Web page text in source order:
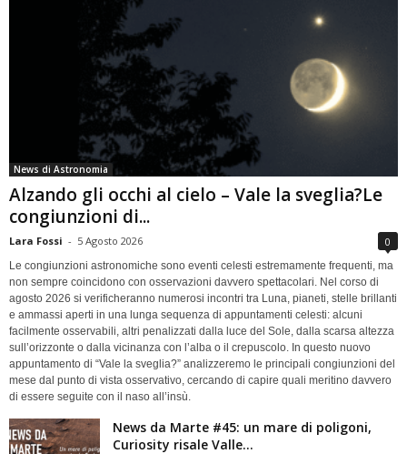
News di Astronomia
Alzando gli occhi al cielo – Vale la sveglia?Le
congiunzioni di...
Lara Fossi - 5 Agosto 2026 0
Le congiunzioni astronomiche sono eventi celesti estremamente frequenti, ma
non sempre coincidono con osservazioni davvero spettacolari. Nel corso di
agosto 2026 si verificheranno numerosi incontri tra Luna, pianeti, stelle brillanti
e ammassi aperti in una lunga sequenza di appuntamenti celesti: alcuni
facilmente osservabili, altri penalizzati dalla luce del Sole, dalla scarsa altezza
sull’orizzonte o dalla vicinanza con l’alba o il crepuscolo. In questo nuovo
appuntamento di “Vale la sveglia?” analizzeremo le principali congiunzioni del
mese dal punto di vista osservativo, cercando di capire quali meritino davvero
di essere seguite con il naso all’insù.
News da Marte #45: un mare di poligoni,
Curiosity risale Valle...